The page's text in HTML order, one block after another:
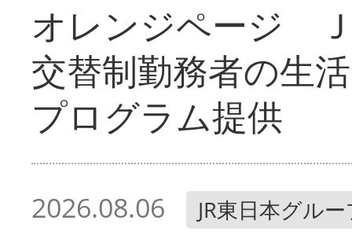
オレンジページ
交替制勤務者の生
プログラム提供
2026.08.06 JR東日本グル